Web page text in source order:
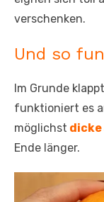
verschenken.
Und so
Im Grunde
funktioniert es
möglichst dicke
Ende länger.